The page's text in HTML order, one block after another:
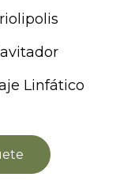
Linfático